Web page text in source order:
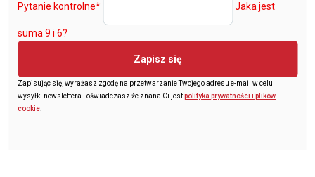
Pytanie kontrolne* Jaka jest
suma 9 i 6?
Zapisz się
Zapisując się, wyrażasz zgodę na przetwarzanie Twojego adresu e-mail w celu
wysyłki newslettera i oświadczasz że znana Ci jestpolityka prywatności i plików
cookie.